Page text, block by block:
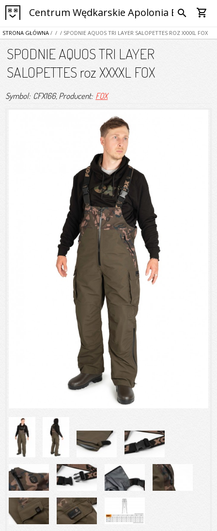
Centrum Wędkarskie Apolonia Bytom
search shopping_cart
STRONA GŁÓWNA / / / SPODNIE AQUOS TRI LAYER SALOPETTES ROZ XXXXL FOX
SPODNIE AQUOS TRI LAYER
SALOPETTES roz XXXXL FOX
Symbol: CFX166, Producent: FOX